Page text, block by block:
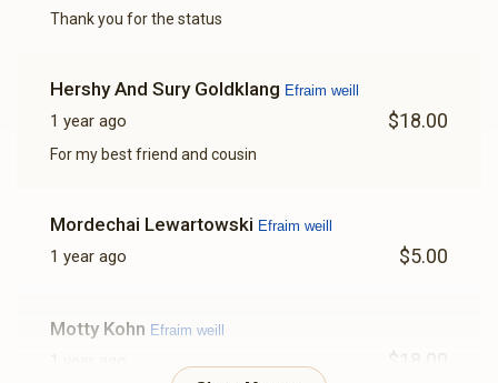
Thank you for the status
Hershy And Sury Goldklang Efraim weill
1 year ago $18.00
For my best friend and cousin
Mordechai Lewartowski Efraim weill
1 year ago $5.00
Motty Kohn Efraim weill
$18.00